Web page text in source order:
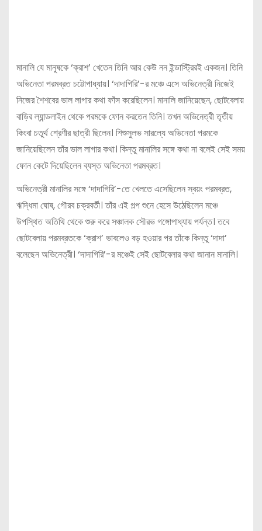
মানালি যে মানুষকে ‘ক্রাশ’ খেতেন তিনি আর কেউ নন ইন্ডাস্ট্রিরই একজন। তিনি
অভিনেতা পরমব্রত চট্টোপাধ্যায়। ‘দাদাগিরি’-র মঞ্চে এসে অভিনেত্রী নিজেই
নিজের শৈশবের ভাল লাগার কথা ফাঁস করেছিলেন। মানালি জানিয়েছেন, ছোটবেলায়
বাড়ির ল্যান্ডলাইন থেকে পরমকে ফোন করতেন তিনি। তখন অভিনেত্রী তৃতীয়
কিংবা চতুর্থ শ্রেণীর ছাত্রী ছিলেন। শিশুসুলভ সারল্যে অভিনেতা পরমকে
জানিয়েছিলেন তাঁর ভাল লাগার কথা। কিন্তু মানালির সঙ্গে কথা না বলেই সেই সময়
ফোন কেটে দিয়েছিলেন ব্যস্ত অভিনেতা পরমব্রত।
অভিনেত্রী মানালির সঙ্গে ‘দাদাগিরি’-তে খেলতে এসেছিলেন স্বয়ং পরমব্রত,
ঋদ্ধিমা ঘোষ, গৌরব চক্রবর্তী। তাঁর এই গল্প শুনে হেসে উঠেছিলেন মঞ্চে
উপস্থিত অতিথি থেকে শুরু করে সঞ্চালক সৌরভ গঙ্গোপাধ্যায় পর্যন্ত। তবে
ছোটবেলায় পরমব্রতকে ‘ক্রাশ’ ভাবলেও বড় হওয়ার পর তাঁকে কিন্তু ‘দাদা’
বলেছেন অভিনেত্রী। ‘দাদাগিরি’-র মঞ্চেই সেই ছোটবেলার কথা জানান মানালি।